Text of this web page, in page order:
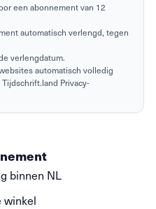
een abonnement van 12
automatisch verlengd, tegen
verlengdatum.
automatisch volledig
Privacy-
binnen NL
winkel